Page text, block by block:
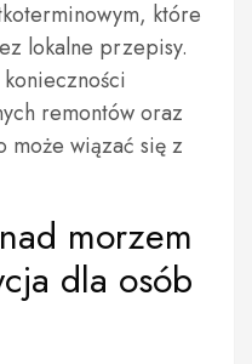
które
lokalne przepisy.
remontów oraz
może wiązać się z
morzem
dla osób